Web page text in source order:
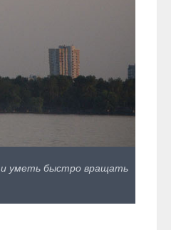
и уметь быстро вращать